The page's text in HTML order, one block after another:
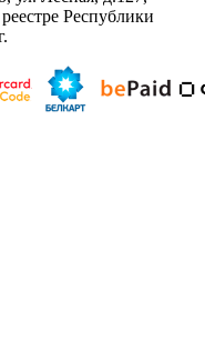
Республики